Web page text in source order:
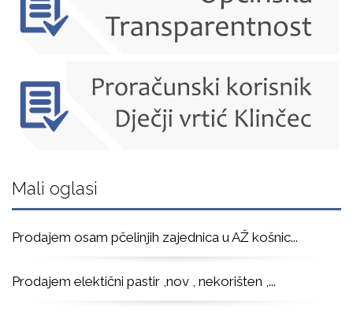
Mali oglasi
Prodajem osam pčelinjih zajednica u AŽ košnic...
Prodajem elektični pastir ,nov , nekorišten , ...